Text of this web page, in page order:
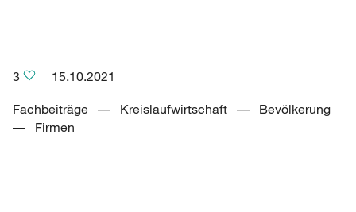
3 15.10.2021
Fachbeiträge –– Kreislaufwirtschaft –– Bevölkerung
–– Firmen